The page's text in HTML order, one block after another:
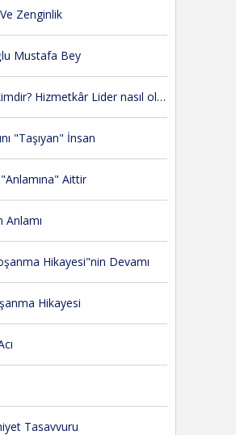
Zenginlik
Mustafa Bey
Hizmetkâr Lider nasıl olmalı?
"Taşıyan" İnsan
Aittir
Anlamı
Hikayesi"nin Devamı
Hikayesi
Tasavvuru